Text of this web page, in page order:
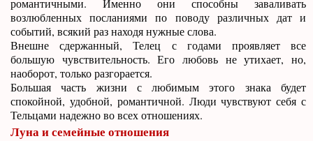
возлюбленных посланиями по поводу различных дат и
событий, всякий раз находя нужные слова.
Внешне сдержанный, Телец с годами проявляет все
большую чувствительность. Его любовь не утихает, но,
наоборот, только разгорается.
Большая часть жизни с любимым этого знака будет
спокойной, удобной, романтичной. Люди чувствуют себя с
Тельцами надежно во всех отношениях.
Луна и семейные отношения